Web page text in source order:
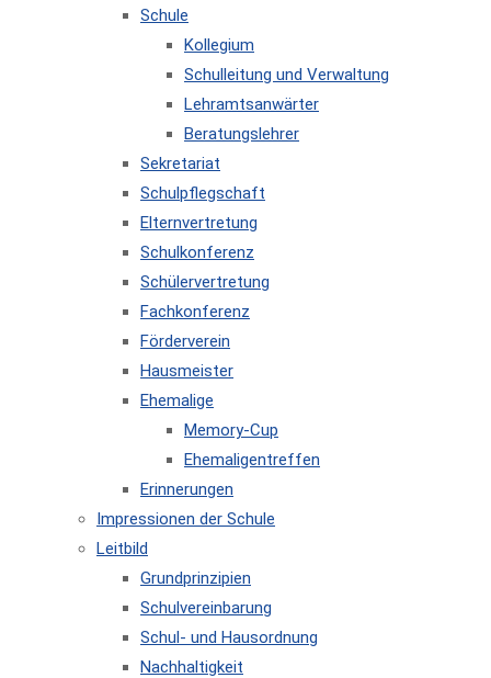
Schule
Kollegium
Schulleitung und Verwaltung
Lehramtsanwärter
Beratungslehrer
Sekretariat
Schulpflegschaft
Elternvertretung
Schulkonferenz
Schülervertretung
Fachkonferenz
Förderverein
Hausmeister
Ehemalige
Memory-Cup
Ehemaligentreffen
Erinnerungen
Impressionen der Schule
Leitbild
Grundprinzipien
Schulvereinbarung
Schul- und Hausordnung
Nachhaltigkeit